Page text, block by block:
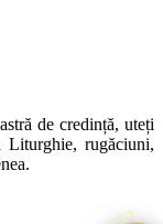
de credință, uteți
Liturghie, rugăciuni,